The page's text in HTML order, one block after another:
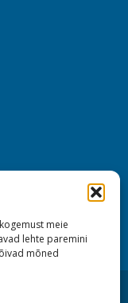
meie
lehte paremini
mõned